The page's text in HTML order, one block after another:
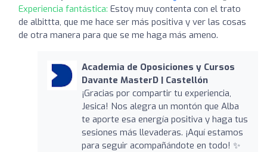
Experiencia fantástica: Estoy muy contenta con el trato
de albittta, que me hace ser más positiva y ver las cosas
de otra manera para que se me haga más ameno.
Academia de Oposiciones y Cursos
Davante MasterD | Castellón
¡Gracias por compartir tu experiencia,
Jesica! Nos alegra un montón que Alba
te aporte esa energía positiva y haga tus
sesiones más llevaderas. ¡Aquí estamos
para seguir acompañándote en todo! ✨